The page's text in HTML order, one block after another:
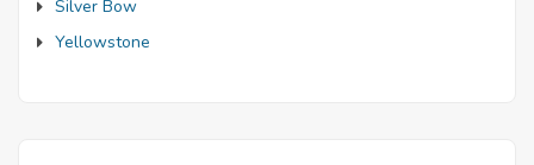
Silver Bow
Yellowstone